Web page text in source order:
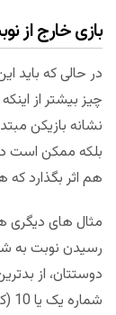
بازی خارج از
در حالی که باید
چیز بیشتر از
نشانه بازیکن
بلکه ممکن است
هم اثر بگذارد
مثال های دیگری
رسیدن نوبت به
دوستتان، از